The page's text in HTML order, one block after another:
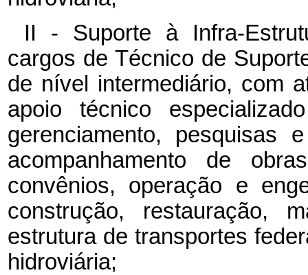
II - Suporte à Infra-
cargos de Técnico de
de nível intermediário, com
apoio técnico
gerenciamento, pesquisas
acompanhamento de
convênios, operação e
construção, restauração,
estrutura de transportes
hidroviária;